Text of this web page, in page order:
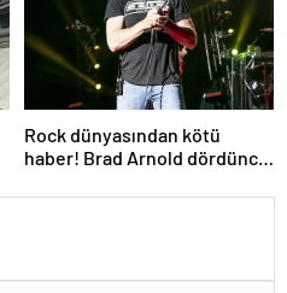
Rock dünyasından kötü
haber! Brad Arnold dördüncü